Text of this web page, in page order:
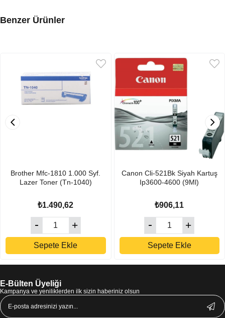
Benzer Ürünler
Brother Mfc-1810 1.000 Syf.
Lazer Toner (Tn-1040)
₺1.490,62
Sepete Ekle
Canon Cli-521Bk Siyah Kartuş
Ip3600-4600 (9Ml)
₺906,11
Sepete Ekle
E-Bülten Üyeliği
Kampanya ve yeniliklerden ilk sizin haberiniz olsun